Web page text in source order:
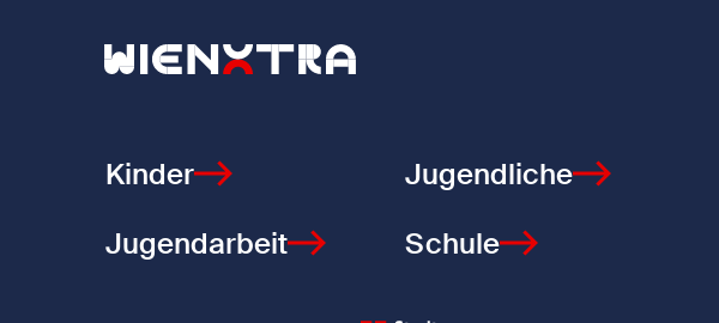
Zurück zur Startseite
Kinder
Jugendliche
Jugendarbeit
Schule